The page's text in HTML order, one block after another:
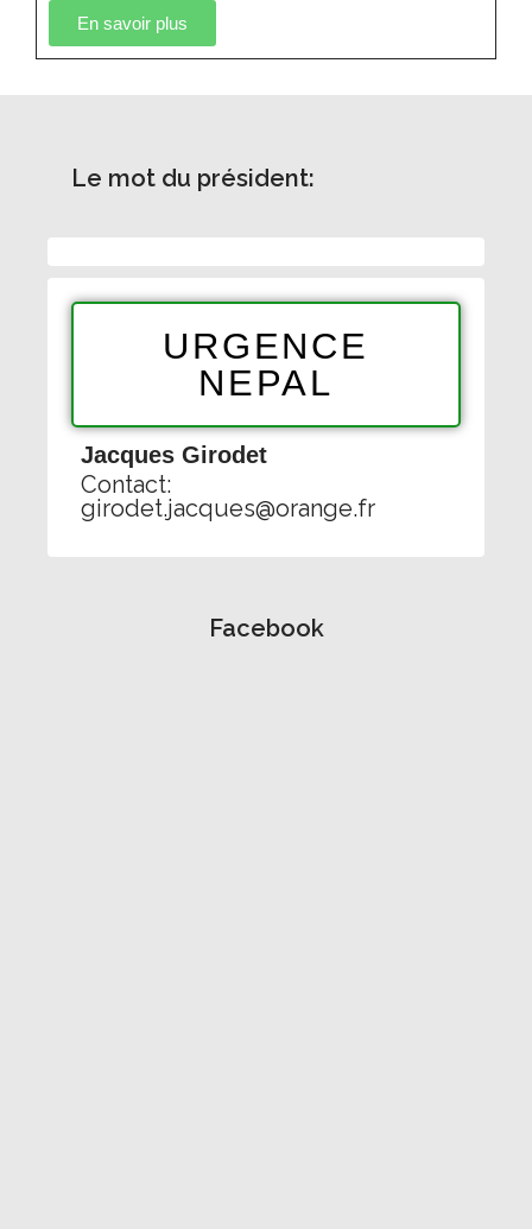
En savoir plus
Le mot du président:
URGENCE
NEPAL
Jacques Girodet
Contact:
girodet.jacques@orange.fr
Facebook